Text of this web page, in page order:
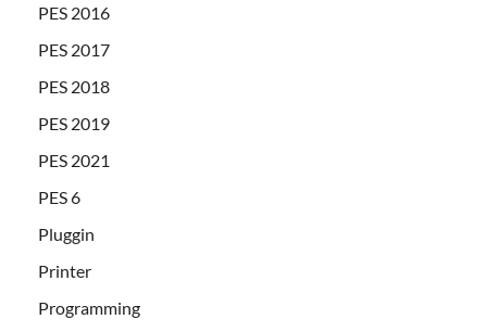
PES 2016
PES 2017
PES 2018
PES 2019
PES 2021
PES 6
Pluggin
Printer
Programming